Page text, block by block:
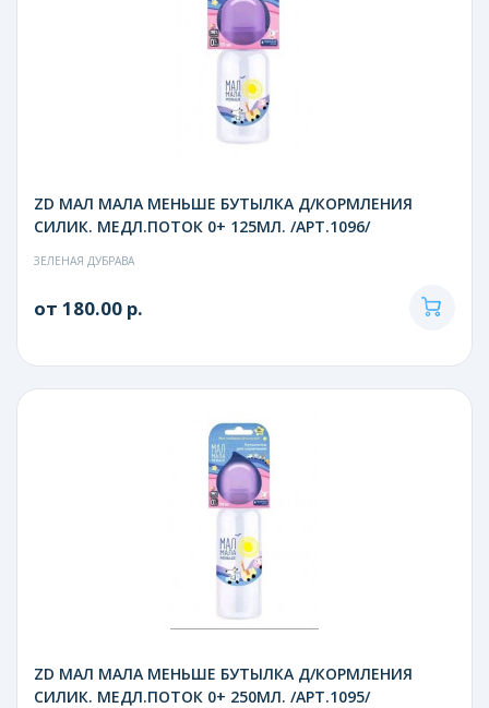
ZD МАЛ МАЛА МЕНЬШЕ БУТЫЛКА Д/КОРМЛЕНИЯ
СИЛИК. МЕДЛ.ПОТОК 0+ 125МЛ. /АРТ.1096/
ЗЕЛЕНАЯ ДУБРАВА
от 180.00 р.
ZD МАЛ МАЛА МЕНЬШЕ БУТЫЛКА Д/КОРМЛЕНИЯ
СИЛИК. МЕДЛ.ПОТОК 0+ 250МЛ. /АРТ.1095/